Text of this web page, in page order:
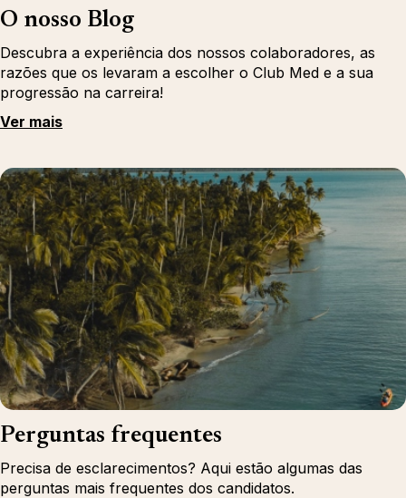
O nosso Blog
Descubra a experiência dos nossos colaboradores, as
razões que os levaram a escolher o Club Med e a sua
progressão na carreira!
Ver mais
Perguntas frequentes
Precisa de esclarecimentos? Aqui estão algumas das
perguntas mais frequentes dos candidatos.